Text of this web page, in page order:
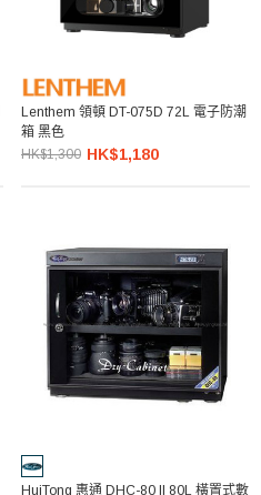
Lenthem 領頓 DT-075D 72L 電子防潮
箱 黑色
HK$1,300 HK$1,180
HuiTong 惠通 DHC-80 II 80L 橫置式數